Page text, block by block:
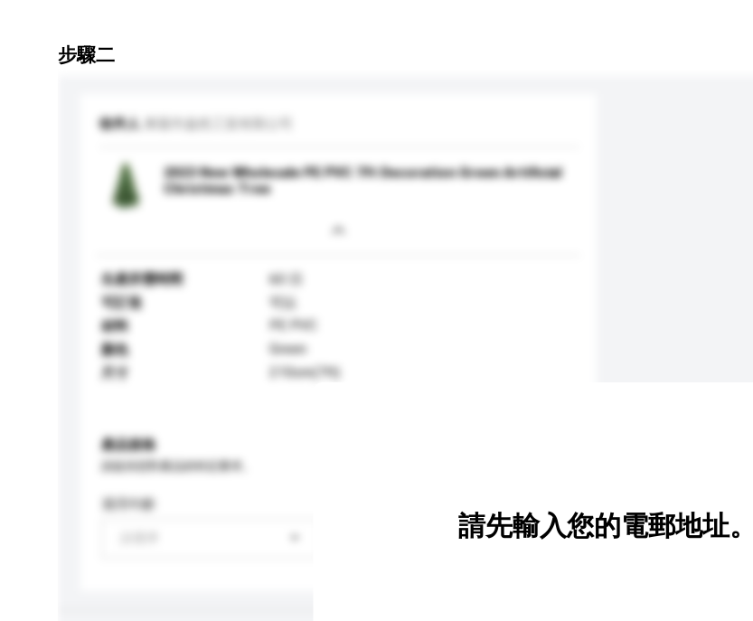
步驟二
收件人
2023 New Wholesale PE PVC 7ft Decoration Green Artificial
Christmas Tree
生產所需時間
60 日
可訂造
可以
材料
顏色
Green
210cm(7ft)
產品規格
適用年齡
新增/刪除選項
請先輸入您的電郵地址。